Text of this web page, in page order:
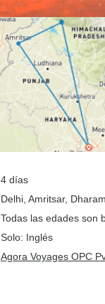
4 días
Delhi , Amritsar,
Todas las edades son
Solo: Inglés
Agora Voyages OPC